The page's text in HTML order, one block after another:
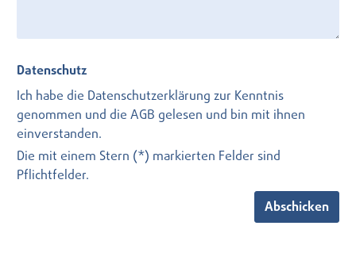
Datenschutz
Ich habe die Datenschutzerklärung zur Kenntnis
genommen und die AGB gelesen und bin mit ihnen
einverstanden.
Die mit einem Stern (*) markierten Felder sind
Pflichtfelder.
Abschicken